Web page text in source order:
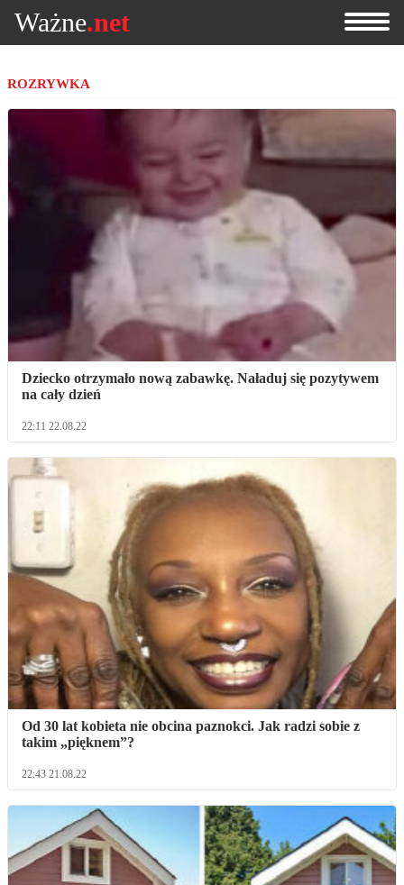
Ważne.net
ROZRYWKA
Dziecko otrzymało nową zabawkę. Naładuj się pozytywem
na cały dzień
22:11 22.08.22
Od 30 lat kobieta nie obcina paznokci. Jak radzi sobie z
takim „pięknem”?
22:43 21.08.22